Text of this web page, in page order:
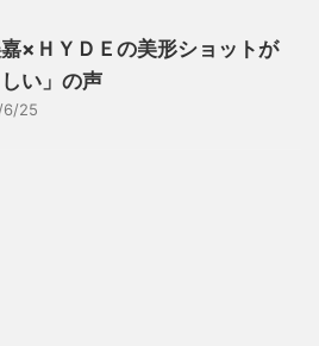
×ＨＹＤＥの美形ショットが
しい」の声
6/25